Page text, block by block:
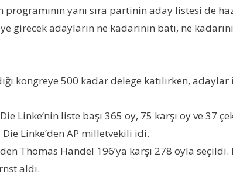
yanı sıra partinin aday listesi de
adayların ne kadarının batı, ne
kongreye 500 kadar delege katılırken,
Linke’nin liste başı 365 oy, 75 karşı oy ve 37
Linke’den AP milletvekili idi.
Thomas Händel 196’ya karşı 278 oyla seçildi.
aldı.